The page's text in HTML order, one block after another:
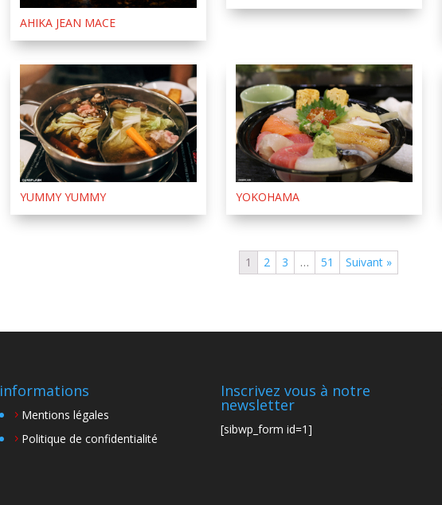
AHIKA JEAN MACE
YUMMY YUMMY YOKOHAMA
1 2 3 … 51 Suivant »
informations
Mentions légales
Politique de confidentialité
Inscrivez vous à notre
newsletter
[sibwp_form id=1]